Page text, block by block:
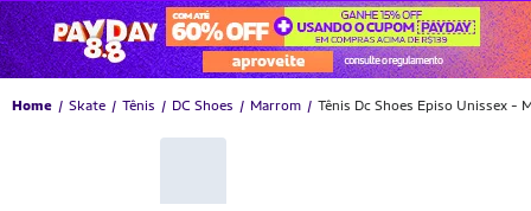
Home Skate Tênis DC Shoes Marrom Tênis Dc Shoes Episo Unissex -